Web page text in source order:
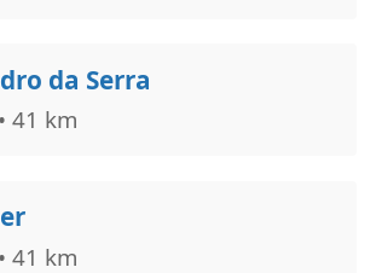
da Serra
41 km
41 km